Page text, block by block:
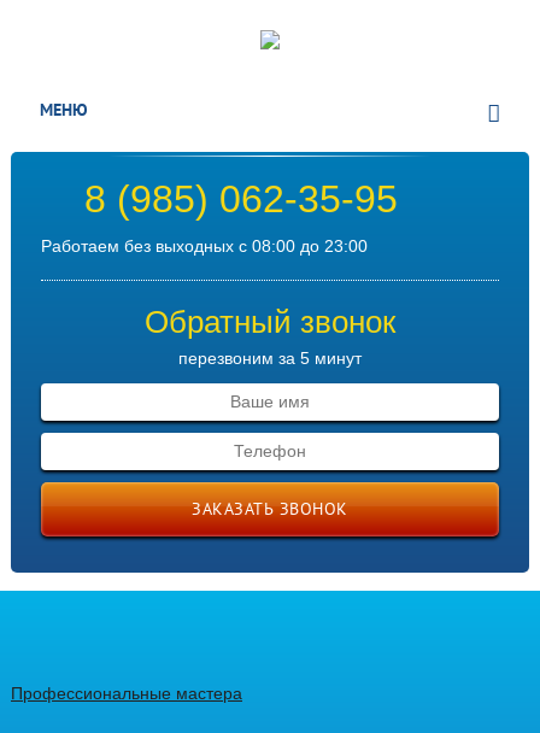
МЕНЮ
8 (985) 062-35-95
Работаем без выходных с 08:00 до 23:00
Обратный звонок
перезвоним за 5 минут
ЗАКАЗАТЬ ЗВОНОК
Профессиональные мастера